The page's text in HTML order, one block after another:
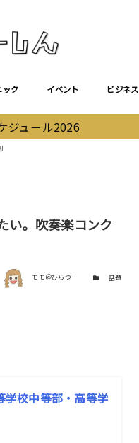
ック イベント ビジネス
ジュール2026
い。吹奏楽コンク
著者 モモ＠ひらつー カテゴリー
話題
校中等部・高等学